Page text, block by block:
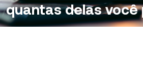
quantas delas você